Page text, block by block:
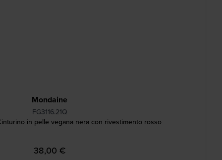
Mondaine
FG3116.21Q
in pelle vegana nera con rivestimento rosso
38,00 €